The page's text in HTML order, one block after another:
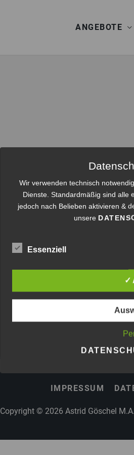
ANGEBOTE
IMPRESSUM
Copyright © 2026 Astrid Göschel
Wir verwenden technisch
Dienste. Standardmäßig sind alle
jedoch nach Belieben aktivieren &
unsere
Essenziell
✓